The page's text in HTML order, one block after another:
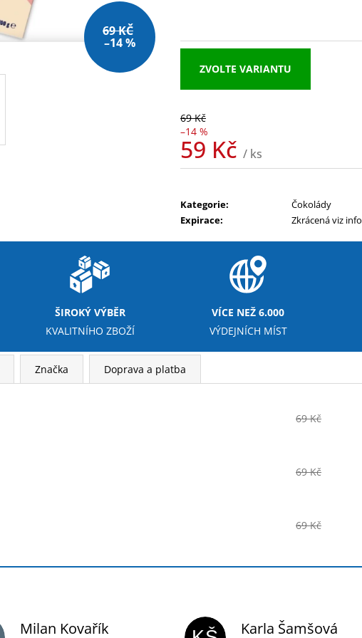
ZVOLTE VARIANTU
69 Kč
–14 %
59 Kč / ks
Měrná
Kategorie:
Čokolády
Expirace: Zkrácená viz info
69 KČ
–14 %
ŠIROKÝ VÝBĚR
KVALITNÍHO ZBOŽÍ
VÍCE NEŽ 6.000
VÝDEJNÍCH MÍST
Značka Doprava a platba
69 Kč
69 Kč
69 Kč
Milan Kovařík Karla Šamšová
MEZZO CAFFE ZRNKOVÁ KÁVA BRAZIL
SANTOS
215 Kč